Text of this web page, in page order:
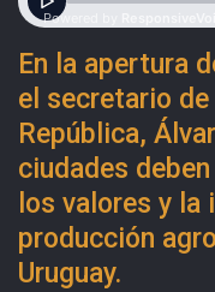
En la apertura
el secretario
República,
ciudades
los valores y
producción
Uruguay.